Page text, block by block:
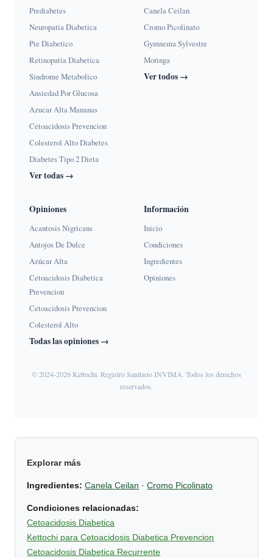
Prediabetes
Neuropatia Diabetica
Pie Diabetico
Retinopatia Diabetica
Sindrome Metabolico
Ansiedad Por Glucosa
Azucar Alta Mananas
Cetoacidosis Prevencion
Colesterol Alto Diabetes
Diabetes Tipo 2 Dieta
Ver todas →
Canela Ceilan
Cromo Picolinato
Gymnema Sylvestre
Moringa
Ver todos →
Opiniones
Acantosis Nigricans
Antojos De Dulce
Azúcar Alta
Cetoacidosis Diabetica
Prevencion
Cetoacidosis Prevencion
Colesterol Alto
Todas las opiniones →
Información
Inicio
Condiciones
Ingredientes
Opiniones
© 2024-2026 Kettochi. Registro Sanitario INVIMA. Todos los derechos
reservados.
Explorar más
Ingredientes: Canela Ceilan ·Cromo Picolinato
Condiciones relacionadas:
Cetoacidosis Diabetica
Kettochi para Cetoacidosis Diabetica Prevencion
Cetoacidosis Diabetica Recurrente